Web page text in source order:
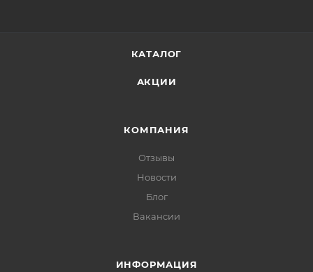
КАТАЛОГ
АКЦИИ
КОМПАНИЯ
Отзывы
Новости
Блог
Вакансии
ИНФОРМАЦИЯ